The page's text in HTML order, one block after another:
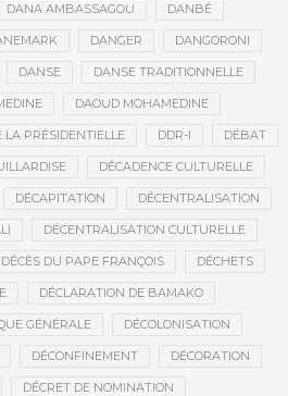
DANA AMBASSAGOU DANBÉ
DANGER DANGORONI
DANSE DANSE TRADITIONNELLE
DAOUD MOHAMEDINE
LA PRÉSIDENTIELLE DDR-I DÉBAT
DÉCADENCE CULTURELLE
DÉCAPITATION DÉCENTRALISATION
DÉCENTRALISATION CULTURELLE
DÉCÈS DU PAPE FRANÇOIS DÉCHETS
DÉCLARATION DE BAMAKO
GÉNÉRALE DÉCOLONISATION
DÉCONFINEMENT DÉCORATION
DÉCRET DE NOMINATION